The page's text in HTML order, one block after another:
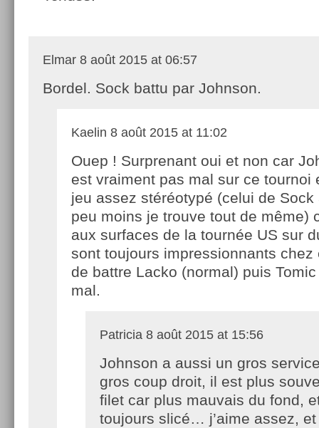
Elmar 8 août 2015 at 06:57
Bordel. Sock battu par Johnson.
Kaelin 8 août 2015 at 11:02
Ouep ! Surprenant oui et non car
est vraiment pas mal sur ce tournoi
jeu assez stéréotypé (celui de
peu moins je trouve tout de même)
aux surfaces de la tournée US sur
sont toujours impressionnants
de battre Lacko (normal) puis
mal.
Patricia 8 août 2015 at 15:56
Johnson a aussi un gros
gros coup droit, il est plus
filet car plus mauvais du fond,
toujours slicé… j’aime assez,